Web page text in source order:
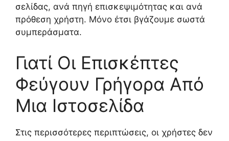
σελίδας, ανά πηγή επισκεψιμότητας και ανά
πρόθεση χρήστη. Μόνο έτσι βγάζουμε σωστά
συμπεράσματα.
Γιατί Οι Επισκέπτες
Φεύγουν Γρήγορα Από
Μια Ιστοσελίδα
Στις περισσότερες περιπτώσεις, οι χρήστες δεν